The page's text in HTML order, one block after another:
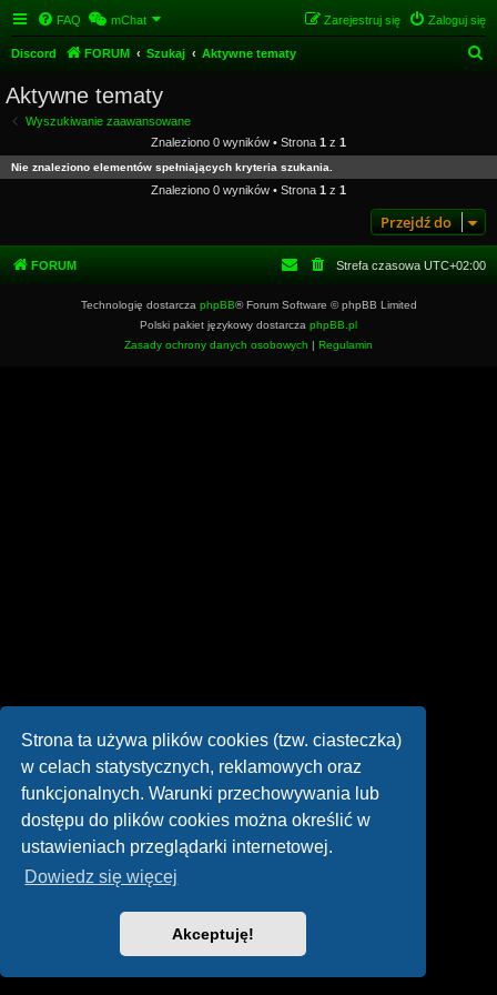
Strona ta używa plików cookies (tzw. ciasteczka)
w celach statystycznych, reklamowych oraz
funkcjonalnych. Warunki przechowywania lub
dostępu do plików cookies można określić w
ustawieniach przeglądarki internetowej.
Dowiedz się więcej
Akceptuję!
FAQ mChat Zaloguj się
Zarejestruj się
Discord FORUM Szukaj Aktywne tematy
a
Aktywne tematy
Wyszukiwanie zaawansowane
Znaleziono 0 wyników • Strona 1 z 1
Nie znaleziono elementów spełniających kryteria szukania.
Znaleziono 0 wyników • Strona 1 z 1
Przejdź do
FORUM Strefa czasowa UTC+02:00
Technologię dostarcza phpBB® Forum Software © phpBB Limited
Polski pakiet językowy dostarcza phpBB.pl
Zasady ochrony danych osobowych | Regulamin